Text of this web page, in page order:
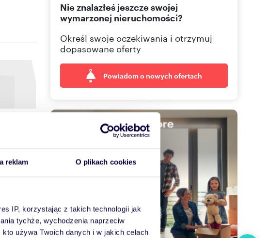
reklam O plikach cookies
IP, korzystając z takich technologii jak
tychże, wychodzenia naprzeciw
używa Twoich danych i w jakich celach
Nie znalazłeś jeszcze swojej
wymarzonej nieruchomości?
Określ swoje oczekiwania i otrzymuj
dopasowane oferty
Powiadom o nowych ofertach